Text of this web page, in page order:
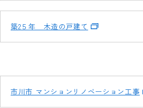
築2５年 木造の戸建て
市川市 マンションリノベーション工事